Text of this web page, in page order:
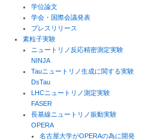
学位論文
学会・国際会議発表
プレスリリース
素粒子実験
ニュートリノ反応精密測定実験
NINJA
Tauニュートリノ生成に関する実験
DsTau
LHCニュートリノ測定実験
FASER
長基線ニュートリノ振動実験
OPERA
名古屋大学がOPERAの為に開発